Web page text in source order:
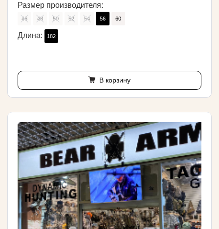
Размер производителя:
46 48 50 52 54 56 60
Длина: 182
В корзину